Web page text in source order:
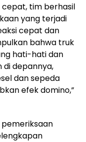
cepat, tim berhasil
yang terjadi
cepat dan
bahwa truk
hati-hati dan
depannya,
dan sepeda
efek domino,”